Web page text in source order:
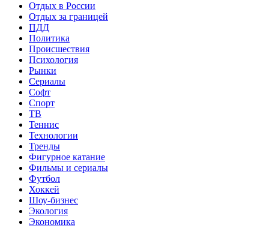
Отдых в России
Отдых за границей
ПДД
Политика
Происшествия
Психология
Рынки
Сериалы
Софт
Спорт
ТВ
Теннис
Технологии
Тренды
Фигурное катание
Фильмы и сериалы
Футбол
Хоккей
Шоу-бизнес
Экология
Экономика